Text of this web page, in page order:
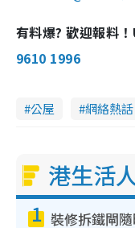
有料爆? 歡迎報料
9610 1996
公屋 網絡熱話
港生活
1